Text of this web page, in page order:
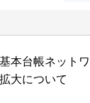
本台帳ネット
大について